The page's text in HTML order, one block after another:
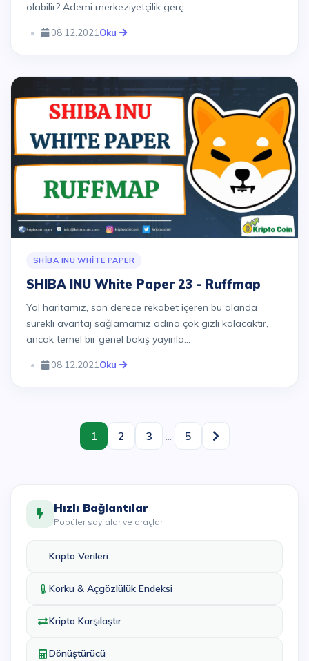
olabilir? Ademi merkeziyetçilik gerç...
08.12.2021Oku
SHIBA INU WHITE PAPER
SHIBA INU White Paper 23 - Ruffmap
Yol haritamız, son derece rekabet içeren bu alanda
sürekli avantaj sağlamamız adına çok gizli kalacaktır,
ancak temel bir genel bakış yayınla...
08.12.2021Oku
1 2 3 ... 5
Hızlı Bağlantılar
Popüler sayfalar ve araçlar
Kripto Verileri
Korku & Açgözlülük Endeksi
Kripto Karşılaştır
Dönüştürücü